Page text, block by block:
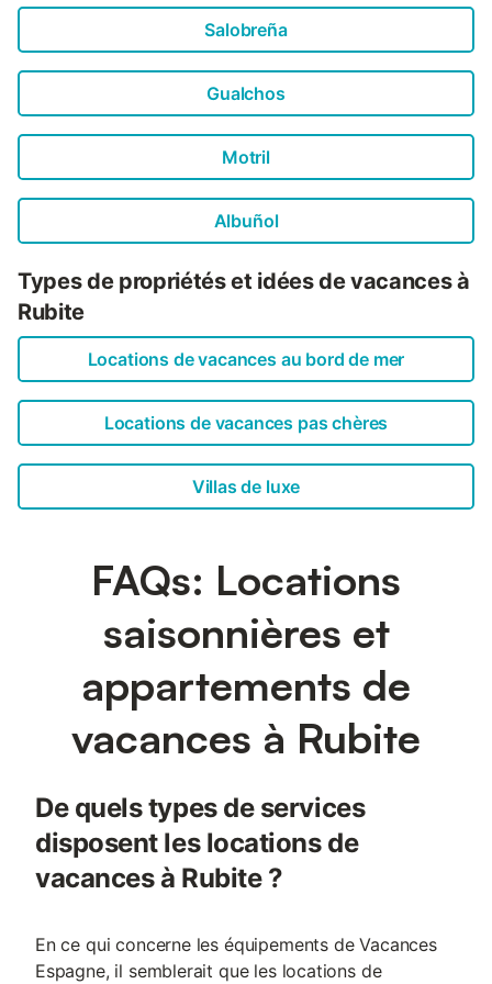
Salobreña
Gualchos
Motril
Albuñol
Types de propriétés et idées de vacances à
Rubite
Locations de vacances au bord de mer
Locations de vacances pas chères
Villas de luxe
FAQs: Locations
saisonnières et
appartements de
vacances à Rubite
De quels types de services
disposent les locations de
vacances à Rubite ?
En ce qui concerne les équipements de Vacances
Espagne, il semblerait que les locations de